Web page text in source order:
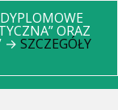
ORAZ
→ SZCZEGÓŁY